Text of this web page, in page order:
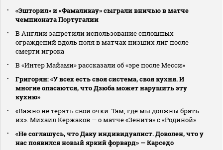
«Эшторил» и «Фамаликау» сыграли вничью в матче
чемпионата Португалии
В Англии запретили использование сплошных
ограждений вдоль поля в матчах низших лиг после
смерти игрока
В «Интер Майами» рассказали об «эре после Месси»
Григорян: «У всех есть своя система, своя кухня. И
многие опасаются, что Дзюба может нарушить эту
кухню»
«Важно не терять свои очки. Там, где мы должны брать
их». Михаил Кержаков — о матче «Зенита» с «Родиной»
«Не соглашусь, что Даку индивидуалист. Доволен, что у
нас появился новый яркий форвард» — Карседо